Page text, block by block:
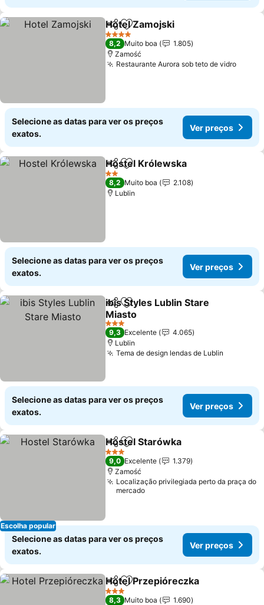
PartilharAdicionar aos favoritos
Hotel Zamojski
4 Estrelas
8,2 Muito boa
1.805
Zamość
Restaurante Aurora sob teto de vidro
Selecione as datas para ver os preços
exatos.
Ver preços
PartilharAdicionar aos favoritos
Hostel Królewska
2 Estrelas
8,2 Muito boa
2.108
Lublin
Selecione as datas para ver os preços
exatos.
Ver preços
PartilharAdicionar aos favoritos
ibis Styles Lublin Stare
Miasto
3 Estrelas
9,3 Excelente
4.065
Lublin
Tema de design lendas de Lublin
Selecione as datas para ver os preços
exatos.
Ver preços
Escolha popular
PartilharAdicionar aos favoritos
Hostel Starówka
3 Estrelas
9,0 Excelente
1.379
Zamość
Localização privilegiada perto da praça do
mercado
Selecione as datas para ver os preços
exatos.
Ver preços
PartilharAdicionar aos favoritos
Hotel Przepióreczka
3 Estrelas
8,3 Muito boa
1.690